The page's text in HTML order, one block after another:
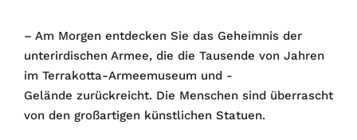
– Am Morgen entdecken Sie das Geheimnis der
unterirdischen Armee, die die Tausende von Jahren
im Terrakotta-Armeemuseum und -
Gelände zurückreicht. Die Menschen sind überrascht
von den großartigen künstlichen Statuen.